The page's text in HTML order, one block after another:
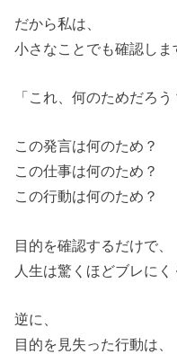
だから私は、
小さなことでも確認しま
「これ、何のためだろう
この発言は何のため？
この仕事は何のため？
この行動は何のため？
目的を確認するだけで、
人生は驚くほどブレにく
逆に、
目的を見失った行動は、